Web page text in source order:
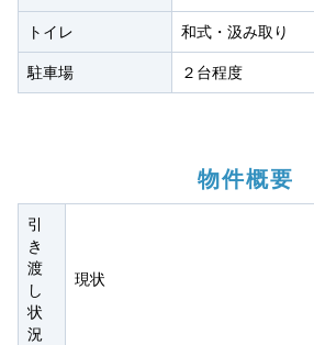
トイレ
和式・汲み取り
駐車場
２台程度
物件概要
引
き
渡
し
状
況
現状